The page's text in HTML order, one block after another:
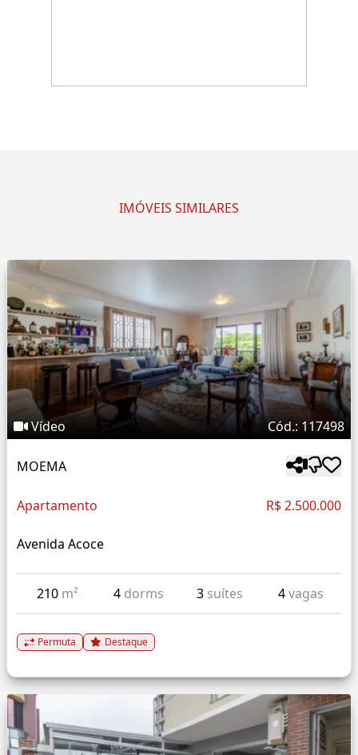
IMÓVEIS SIMILARES
Vídeo Cód.: 117498
MOEMA
Apartamento R$ 2.500.000
Avenida Acoce
210 m² 4 dorms 3 suítes 4vagas
Permuta Destaque